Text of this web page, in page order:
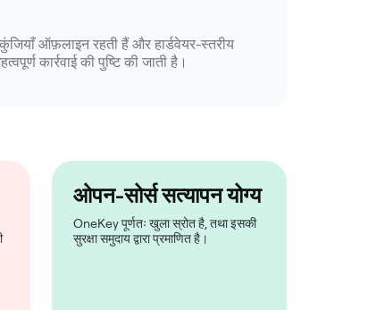
ऑफ़लाइन रहती हैं और हार्डवेयर-स्तरीय
कार्रवाई की पुष्टि की जाती है।
ओपन-सोर्स सत्यापन योग्य
OneKey पूर्णतः खुला स्रोत है, तथा इसकी
सुरक्षा समुदाय द्वारा प्रमाणित है।